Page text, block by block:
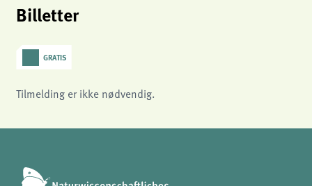
Billetter
GRATIS
Tilmelding er ikke nødvendig.